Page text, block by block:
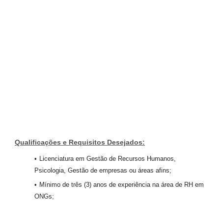
Qualificações e Requisitos Desejados:
Licenciatura em Gestão de Recursos Humanos,
Psicologia, Gestão de empresas ou áreas afins;
Mínimo de três (3) anos de experiência na área de RH em
ONGs;